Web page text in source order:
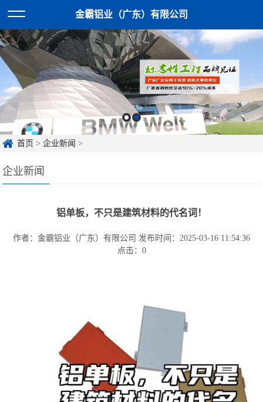
金霸铝业（广东）有限公司
首页 >企业新闻 >
企业新闻
铝单板，不只是建筑材料的代名词！
作者：金霸铝业（广东）有限公司 发布时间：2025-03-16 11:54:36
点击： 0